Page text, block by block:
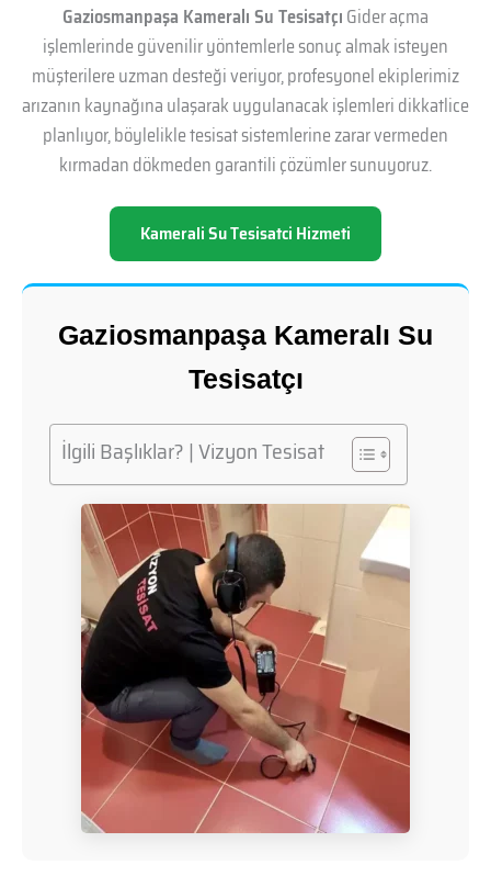
Gaziosmanpaşa Kameralı Su TesisatçıGider açma
işlemlerinde güvenilir yöntemlerle sonuç almak isteyen
müşterilere uzman desteği veriyor, profesyonel ekiplerimiz
arızanın kaynağına ulaşarak uygulanacak işlemleri dikkatlice
planlıyor, böylelikle tesisat sistemlerine zarar vermeden
kırmadan dökmeden garantili çözümler sunuyoruz.
Kamerali Su Tesisatci Hizmeti
Gaziosmanpaşa Kameralı Su
Tesisatçı
İlgili Başlıklar? | Vizyon Tesisat